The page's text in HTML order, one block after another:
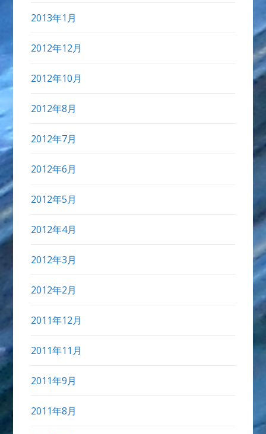
2013年1月
2012年12月
2012年10月
2012年8月
2012年7月
2012年6月
2012年5月
2012年4月
2012年3月
2012年2月
2011年12月
2011年11月
2011年9月
2011年8月